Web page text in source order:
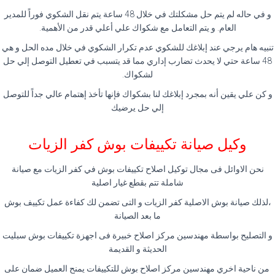
و في حاله لم يتم حل مشكلتك في خلال 48 ساعة يتم نقل الشكوي فوراً للمدير
العام. و يتم التعامل مع شكواك علي أعلي قدر من الأهمية.
تنبيه هام يرجي عند إبلاغك للشكوي عدم تكرار الشكوي في خلال مده الحل و هي
48 ساعة حتي لا يحدث تضارب إداري مما قد يتسبب في تعطيل التوصل إلي حل
لشكواك.
و كن علي يقين أنه بمجرد إبلاغك لنا بشكواك فإنها تأخذ إهتمام عالي جداً للتوصل
إلي حل يرضيك
وكيل صيانة تكييفات بوش كفر الزيات
نحن الاوائل فى مجال توكيل اصلاح تكييفات بوش في كفر الزيات مع صيانة
شاملة تتم بقطع غيار اصلية
،لذلك صيانة بوش الاصلية كفر الزيات و التى تضمن لك كفاءة عمل تكييف بوش
ما بعد الصيانة
و التصليح بواسطة مهندسين مركز اصلاح خبيرة فى اجهزة تكييفات بوش سبليت
الحديثة و القديمة
من ناحية اخري مهندسين مركز اصلاح بوش للتكييفات يمنح العميل ضمان على